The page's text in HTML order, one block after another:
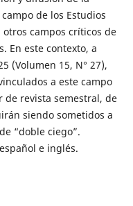
de los Estudios
campos críticos de
En este contexto, a
(Volumen 15, N° 27),
a este campo
de revista semestral, de
siendo sometidos a
“doble ciego”.
e inglés.